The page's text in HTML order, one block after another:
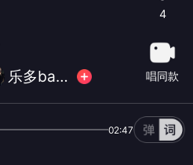
乐多baby🔮
4
唱同款
02:47